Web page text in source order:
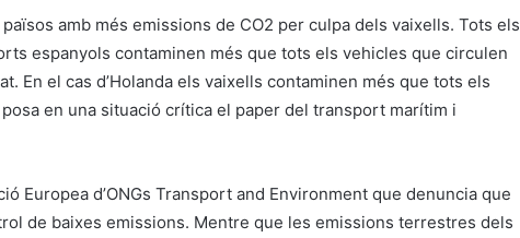
amb més emissions de CO2 per culpa dels vaixells. Tots els
espanyols contaminen més que tots els vehicles que circulen
En el cas d’Holanda els vaixells contaminen més que tots els
en una situació crítica el paper del transport marítim i
Europea d’ONGs Transport and Environment que denuncia que
de baixes emissions. Mentre que les emissions terrestres dels